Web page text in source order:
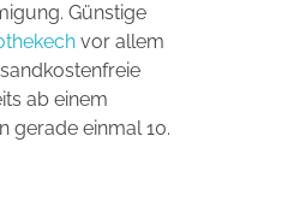
Günstige
vor allem
ab einem
gerade einmal 10.